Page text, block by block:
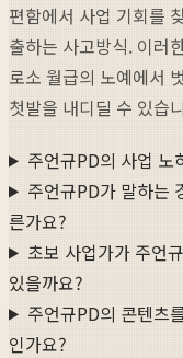
편함에서 사업 기회를
출하는 사고방식. 이러
로소 월급의 노예에서
첫발을 내디딜 수 있습
주언규PD의 사업 노
주언규PD가 말하는
른가요?
초보 사업가가 주언
있을까요?
주언규PD의 콘텐츠
인가요?